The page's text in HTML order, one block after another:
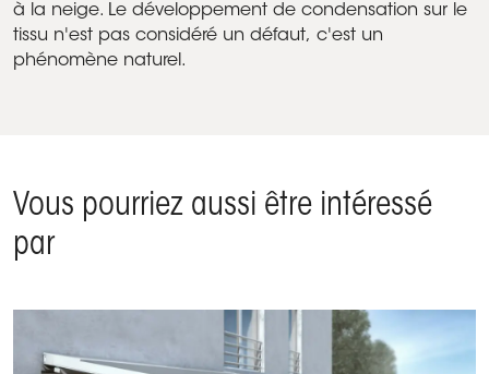
à la neige. Le développement de condensation sur le
tissu n'est pas considéré un défaut, c'est un
phénomène naturel.
Vous pourriez aussi être intéressé
par